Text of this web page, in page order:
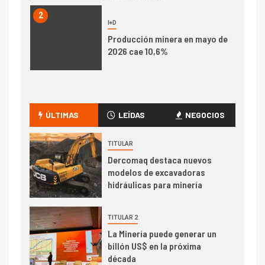
2
I+D
Producción minera en mayo de
2026 cae 10,6%
crecimiento regional: Banco
Central reporta resultados
trimestre
4 I+D
Informe bimensual de
Cochilco: precio del cobre
5
Estudio revela cómo el precio
del cobre y educación superior
ÚLTIMAS LEÍDAS NEGOCIOS
TITULAR
Dercomaq destaca nuevos
modelos de excavadoras
hidráulicas para minería
TITULAR 2
La Minería puede generar un
billón US$ en la próxima
década